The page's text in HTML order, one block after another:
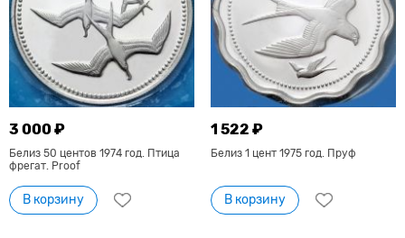
3 000 ₽
Белиз 50 центов 1974 год. Птица
фрегат. Proof
В корзину
1 522 ₽
Белиз 1 цент 1975 год. Пруф
В корзину